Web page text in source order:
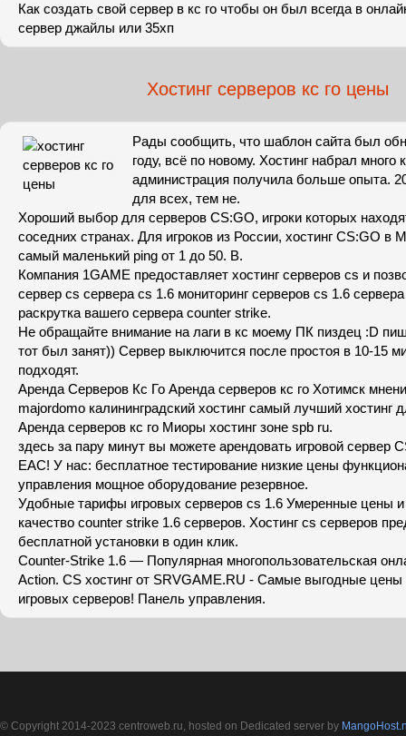
Как создать свой сервер в кс го чтобы он был всегда в
сервер джайлы или 35хп
Хостинг серверов кс го цены
Рады сообщить, что шаблон сайта был
году, всё по новому. Хостинг набрал много
администрация получила больше опыта.
для всех, тем не.
Хороший выбор для серверов CS:GO, игроки которых
соседних странах. Для игроков из России, хостинг CS:GO в
самый маленький ping от 1 до 50. В.
Компания 1GAME предоставляет хостинг серверов cs и
сервер cs сервера cs 1.6 мониторинг серверов cs 1.6
раскрутка вашего сервера counter strike.
Не обращайте внимание на лаги в кс моему ПК пиздец :D
тот был занят)) Сервер выключится после простоя в 10-15
подходят.
Аренда Серверов Кс Го Аренда серверов кс го Хотимск
majordomo калининградский хостинг самый лучший хостинг
Аренда серверов кс го Миоры хостинг зоне spb ru.
здесь за пару минут вы можете арендовать игровой сервер
EAC! У нас: бесплатное тестирование низкие цены
управления мощное оборудование резервное.
Удобные тарифы игровых серверов cs 1.6 Умеренные цены
качество counter strike 1.6 серверов. Хостинг cs серверов
бесплатной установки в один клик.
Counter-Strike 1.6 — Популярная многопользовательская
Action. CS хостинг от SRVGAME.RU - Cамые выгодные цены
игровых серверов! Панель управления.
© Copyright 2014-2023 centroweb.ru, hosted on Dedicated server by